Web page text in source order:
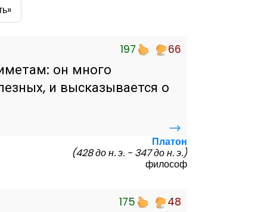
197 66
он много
и высказывается о
→
Платон
(428 до н. э. - 347 до н. э.)
философ
175 48